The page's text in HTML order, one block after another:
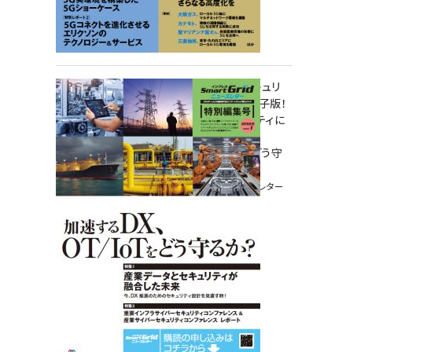
重要インフラサイバーセキュリ
ティコンファレンス特別電子版！
― 産業サイバーセキュリティに
関わる全ての方へ！ ―
加速するDX、OT/IoTをどう守
るか？
インプレス SmartGridニューズレター